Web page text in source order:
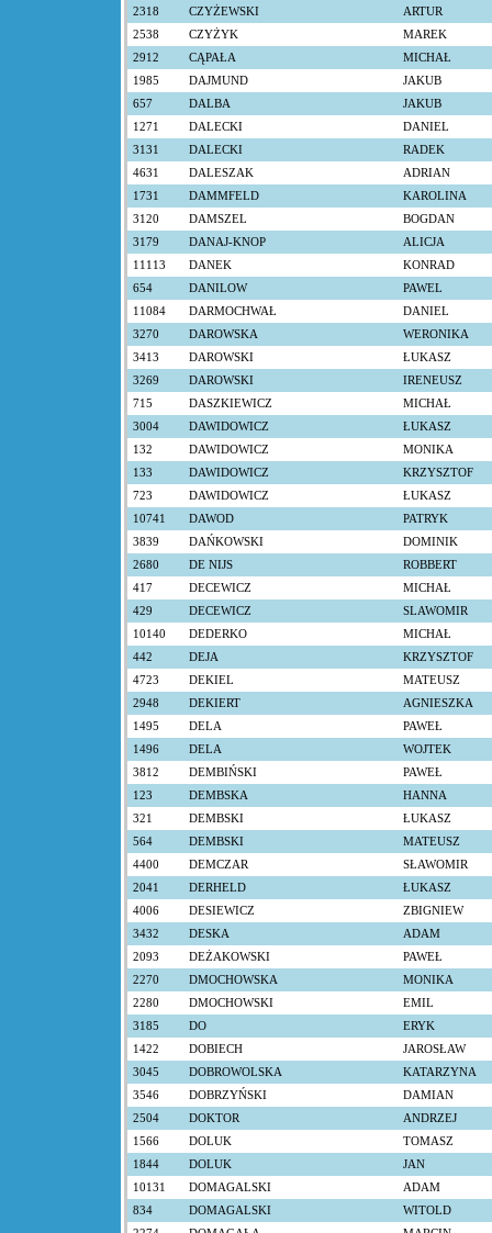
2318
CZYŻEWSKI
ARTUR
2538
CZYŻYK
MAREK
2912
CĄPAŁA
MICHAŁ
1985
DAJMUND
JAKUB
657
DALBA
JAKUB
1271
DALECKI
DANIEL
3131
DALECKI
RADEK
4631
DALESZAK
ADRIAN
1731
DAMMFELD
KAROLINA
3120
DAMSZEL
BOGDAN
3179
DANAJ-KNOP
ALICJA
11113
DANEK
KONRAD
654
DANILOW
PAWEL
11084
DARMOCHWAŁ
DANIEL
3270
DAROWSKA
WERONIKA
3413
DAROWSKI
ŁUKASZ
3269
DAROWSKI
IRENEUSZ
715
DASZKIEWICZ
MICHAŁ
3004
DAWIDOWICZ
ŁUKASZ
132
DAWIDOWICZ
MONIKA
133
DAWIDOWICZ
KRZYSZTOF
723
DAWIDOWICZ
ŁUKASZ
10741
DAWOD
PATRYK
3839
DAŃKOWSKI
DOMINIK
2680
DE NIJS
ROBBERT
417
DECEWICZ
MICHAŁ
429
DECEWICZ
SLAWOMIR
10140
DEDERKO
MICHAŁ
442
DEJA
KRZYSZTOF
4723
DEKIEL
MATEUSZ
2948
DEKIERT
AGNIESZKA
1495
DELA
PAWEŁ
1496
DELA
WOJTEK
3812
DEMBIŃSKI
PAWEŁ
123
DEMBSKA
HANNA
321
DEMBSKI
ŁUKASZ
564
DEMBSKI
MATEUSZ
4400
DEMCZAR
SŁAWOMIR
2041
DERHELD
ŁUKASZ
4006
DESIEWICZ
ZBIGNIEW
3432
DESKA
ADAM
2093
DEŻAKOWSKI
PAWEŁ
2270
DMOCHOWSKA
MONIKA
2280
DMOCHOWSKI
EMIL
3185
DO
ERYK
1422
DOBIECH
JAROSŁAW
3045
DOBROWOLSKA
KATARZYNA
3546
DOBRZYŃSKI
DAMIAN
2504
DOKTOR
ANDRZEJ
1566
DOLUK
TOMASZ
1844
DOLUK
JAN
10131
DOMAGALSKI
ADAM
834
DOMAGALSKI
WITOLD